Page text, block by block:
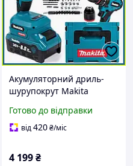
Акумуляторний дриль-
шурупокрут Makita
безщітковий мотор 94Нм
27 одиниць обладнання
Готово до відправки
від420₴/міс
4 199₴